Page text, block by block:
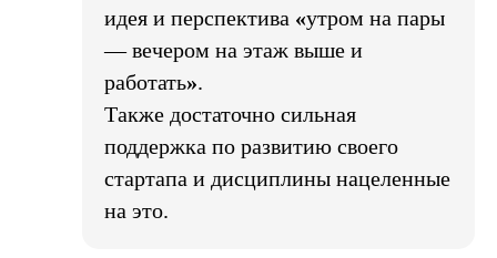
идея и перспектива «утром на пары
— вечером на этаж выше и
работать».
Также достаточно сильная
поддержка по развитию своего
стартапа и дисциплины нацеленные
на это.